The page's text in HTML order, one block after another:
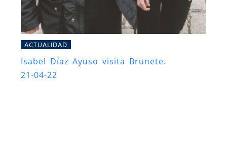
ACTUALIDAD
Isabel Díaz Ayuso visita Brunete.
21-04-22